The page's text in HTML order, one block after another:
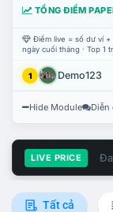
TỔNG ĐIỂM
Điểm live = số dư ví +
ngày cuối tháng · Top 1
1 Demo123
Hide Module Diễn
LIVE PRICE
Tất cả